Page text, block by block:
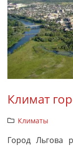
Климат
Климаты
Город Льгова